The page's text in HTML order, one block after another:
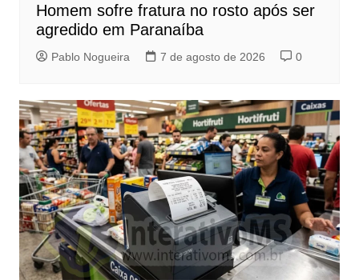
Homem sofre fratura no rosto após ser
agredido em Paranaíba
Pablo Nogueira 7 de agosto de 2026 0